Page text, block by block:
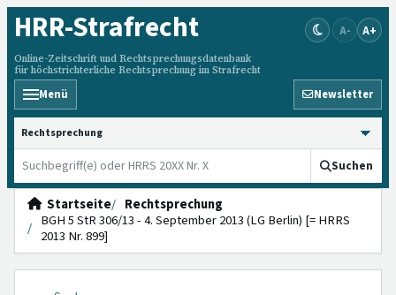
HRR-Strafrecht
Online-Zeitschrift und Rechtsprechungsdatenbank
für höchstrichterliche Rechtsprechung im Strafrecht
A- A+
Menü Newsletter
HRRS durchsuchen
Suchen
Startseite
Rechtsprechung
BGH 5 StR 306/13 - 4. September 2013 (LG Berlin) [= HRRS
2013 Nr. 899]